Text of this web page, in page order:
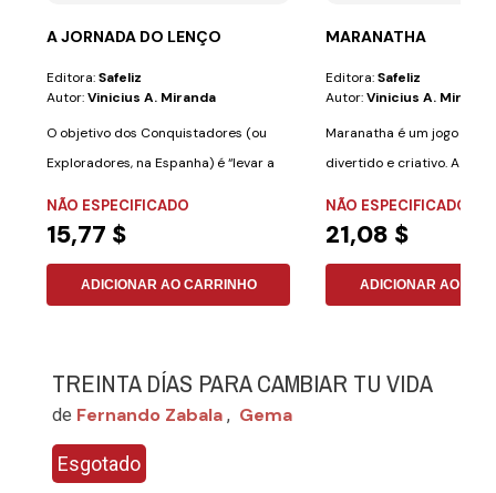
A JORNADA DO LENÇO
Editora:Safeliz
Autor:Vinicius A. Miranda
O objetivo dos Conquistadores (ou
Exploradores, na Espanha) é “levar a
NÃO ESPECIFICADO
15,77 $
ADICIONAR AO CARRINHO
MARANATHA
Editora:Safeliz
Autor:Vinicius A. Miranda
Maranatha é um jogo de
divertido e criativo. A
NÃO ESPECIFICADO
21,08 $
ADICIONAR AO
TREINTA DÍAS PARA CAMBIAR TU VIDA
de Fernando Zabala , Gema
Esgotado